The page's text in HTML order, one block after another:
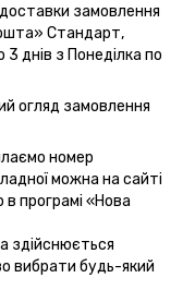
замовлення
Стандарт,
днів з Понеділка по
огляд замовлення
номер
можна на сайті
програмі «Нова
здійснюється
вибрати будь-який